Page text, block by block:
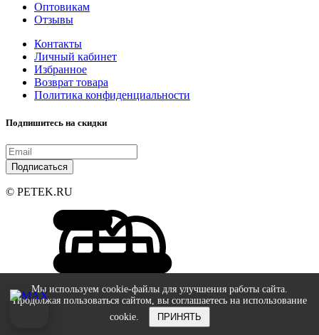
Оптовикам
Отзывы
Контакты
Личный кабинет
Избранное
Возврат товара
Политика конфиденциальности
Подпишитесь на скидки
Подписаться
© PETEK.RU
Мы используем cookie-файлы для улучшения работы сайта.
Продолжая пользоваться сайтом, вы соглашаетесь на использование
cookie.
ПРИНЯТЬ